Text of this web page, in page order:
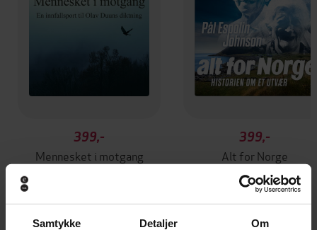
Samtykke Detaljer Om
399,-
Mennesket i motgang
399,-
Alt for Norge
Pål Espolin Johnson
LYDBOK